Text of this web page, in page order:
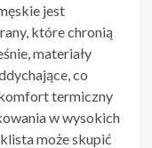
jest
które chronią
materiały
co
termiczny
w wysokich
może skupić